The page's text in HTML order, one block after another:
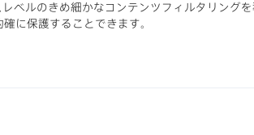
ベルのきめ細かなコンテンツフィルタリング
に保護することできます。